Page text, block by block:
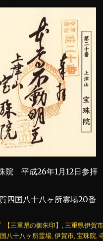
院 平成26年1月12日参拝
四国八十八ヶ所霊場20番
カ
テ
【三重県の御朱印】
三重県伊賀
八十八ヶ所霊場 ,伊賀市 ,宝珠院 ,